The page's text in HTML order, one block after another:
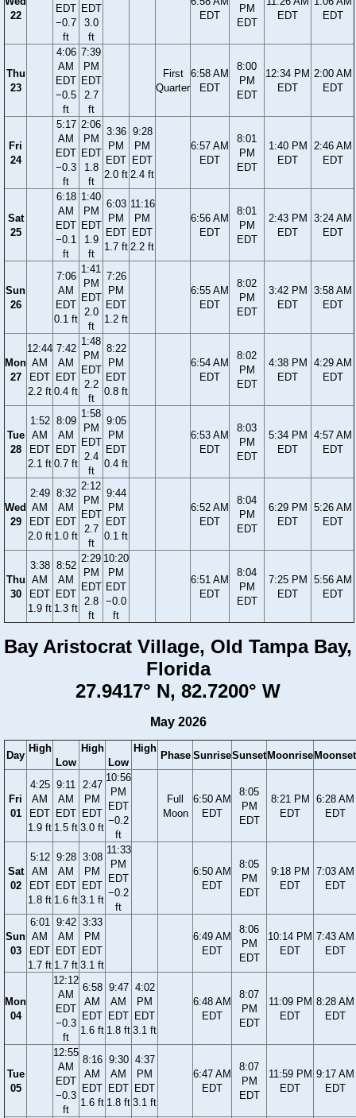
22
EDT
−0.7
ft
EDT
3.0
ft
EDT
PM
EDT
EDT
EDT
Thu
23
4:06
AM
EDT
−0.5
ft
7:39
PM
EDT
2.7
ft
First
Quarter
6:58 AM
EDT
8:00
PM
EDT
12:34 PM
EDT
2:00 AM
EDT
Fri
24
5:17
AM
EDT
−0.3
ft
2:06
PM
EDT
1.8
ft
3:36
PM
EDT
2.0 ft
9:28
PM
EDT
2.4 ft
6:57 AM
EDT
8:01
PM
EDT
1:40 PM
EDT
2:46 AM
EDT
Sat
25
6:18
AM
EDT
−0.1
ft
1:40
PM
EDT
1.9
ft
6:03
PM
EDT
1.7 ft
11:16
PM
EDT
2.2 ft
6:56 AM
EDT
8:01
PM
EDT
2:43 PM
EDT
3:24 AM
EDT
Sun
26
7:06
AM
EDT
0.1 ft
1:41
PM
EDT
2.0
ft
7:26
PM
EDT
1.2 ft
6:55 AM
EDT
8:02
PM
EDT
3:42 PM
EDT
3:58 AM
EDT
Mon
27
12:44
AM
EDT
2.2 ft
7:42
AM
EDT
0.4 ft
1:48
PM
EDT
2.2
ft
8:22
PM
EDT
0.8 ft
6:54 AM
EDT
8:02
PM
EDT
4:38 PM
EDT
4:29 AM
EDT
Tue
28
1:52
AM
EDT
2.1 ft
8:09
AM
EDT
0.7 ft
1:58
PM
EDT
2.4
ft
9:05
PM
EDT
0.4 ft
6:53 AM
EDT
8:03
PM
EDT
5:34 PM
EDT
4:57 AM
EDT
Wed
29
2:49
AM
EDT
2.0 ft
8:32
AM
EDT
1.0 ft
2:12
PM
EDT
2.7
ft
9:44
PM
EDT
0.1 ft
6:52 AM
EDT
8:04
PM
EDT
6:29 PM
EDT
5:26 AM
EDT
Thu
30
3:38
AM
EDT
1.9 ft
8:52
AM
EDT
1.3 ft
2:29
PM
EDT
2.8
ft
10:20
PM
EDT
−0.0
ft
6:51 AM
EDT
8:04
PM
EDT
7:25 PM
EDT
5:56 AM
EDT
Bay Aristocrat Village, Old Tampa Bay,
Florida
27.9417° N, 82.7200° W
May 2026
Day
High
Low
High
Low
High
Phase SunriseSunset Moonrise Moonset
Fri
01
4:25
AM
EDT
1.9 ft
9:11
AM
EDT
1.5 ft
2:47
PM
EDT
3.0 ft
10:56
PM
EDT
−0.2
ft
Full
Moon
6:50 AM
EDT
8:05
PM
EDT
8:21 PM
EDT
6:28 AM
EDT
Sat
02
5:12
AM
EDT
1.8 ft
9:28
AM
EDT
1.6 ft
3:08
PM
EDT
3.1 ft
11:33
PM
EDT
−0.2
ft
6:50 AM
EDT
8:05
PM
EDT
9:18 PM
EDT
7:03 AM
EDT
Sun
03
6:01
AM
EDT
1.7 ft
9:42
AM
EDT
1.7 ft
3:33
PM
EDT
3.1 ft
6:49 AM
EDT
8:06
PM
EDT
10:14 PM
EDT
7:43 AM
EDT
Mon
04
12:12
AM
EDT
−0.3
ft
6:58
AM
EDT
1.6 ft
9:47
AM
EDT
1.8 ft
4:02
PM
EDT
3.1 ft
6:48 AM
EDT
8:07
PM
EDT
11:09 PM
EDT
8:28 AM
EDT
Tue
05
12:55
AM
EDT
−0.3
ft
8:16
AM
EDT
1.6 ft
9:30
AM
EDT
1.8 ft
4:37
PM
EDT
3.1 ft
6:47 AM
EDT
8:07
PM
EDT
11:59 PM
EDT
9:17 AM
EDT